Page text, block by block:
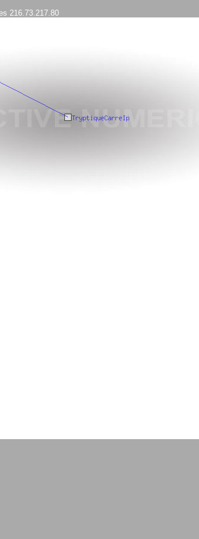
216.73.217.80